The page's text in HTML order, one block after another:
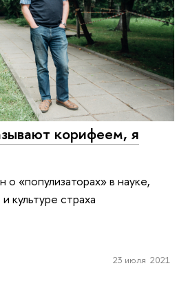
корифеем, я
о «популизаторах» в науке,
культуре страха
23 июля 2021